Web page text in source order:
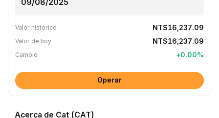
Valor histórico NT$16,237.09
Valor de hoy NT$16,237.09
Cambio +0.00%
Operar
Acerca de Cat (CAT)